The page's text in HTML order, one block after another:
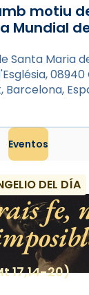
filles de
les relíq
motiu
Mundial
Santa Maria
Barcelona,
Eventos
DEL DÍA
fe,
17,14-20)